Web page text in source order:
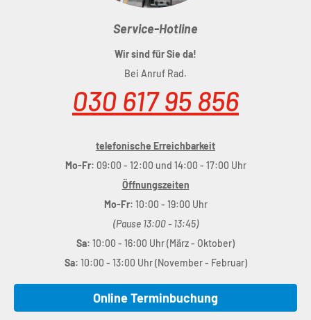
max 100 kg
Service-Hotline
Wir sind für Sie da!
Bei Anruf Rad.
030 617 95 856
telefonische Erreichbarkeit
Mo-Fr: 09:00 - 12:00 und 14:00 - 17:00 Uhr
Öffnungszeiten
Mo-Fr: 10:00 - 19:00 Uhr
(Pause 13:00 - 13:45)
Sa: 10:00 - 16:00 Uhr (März - Oktober)
Sa: 10:00 - 13:00 Uhr (November - Februar)
Online Terminbuchung